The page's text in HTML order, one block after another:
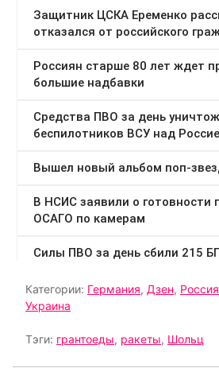
Категории: Германия, Дзен, Россия
Украина
Тэги: грантоеды, ракеты, Шольц